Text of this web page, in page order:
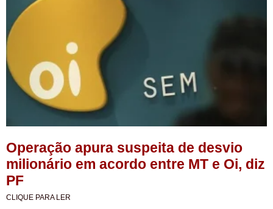
Operação apura suspeita de desvio
milionário em acordo entre MT e Oi, diz
PF
CLIQUE PARA LER